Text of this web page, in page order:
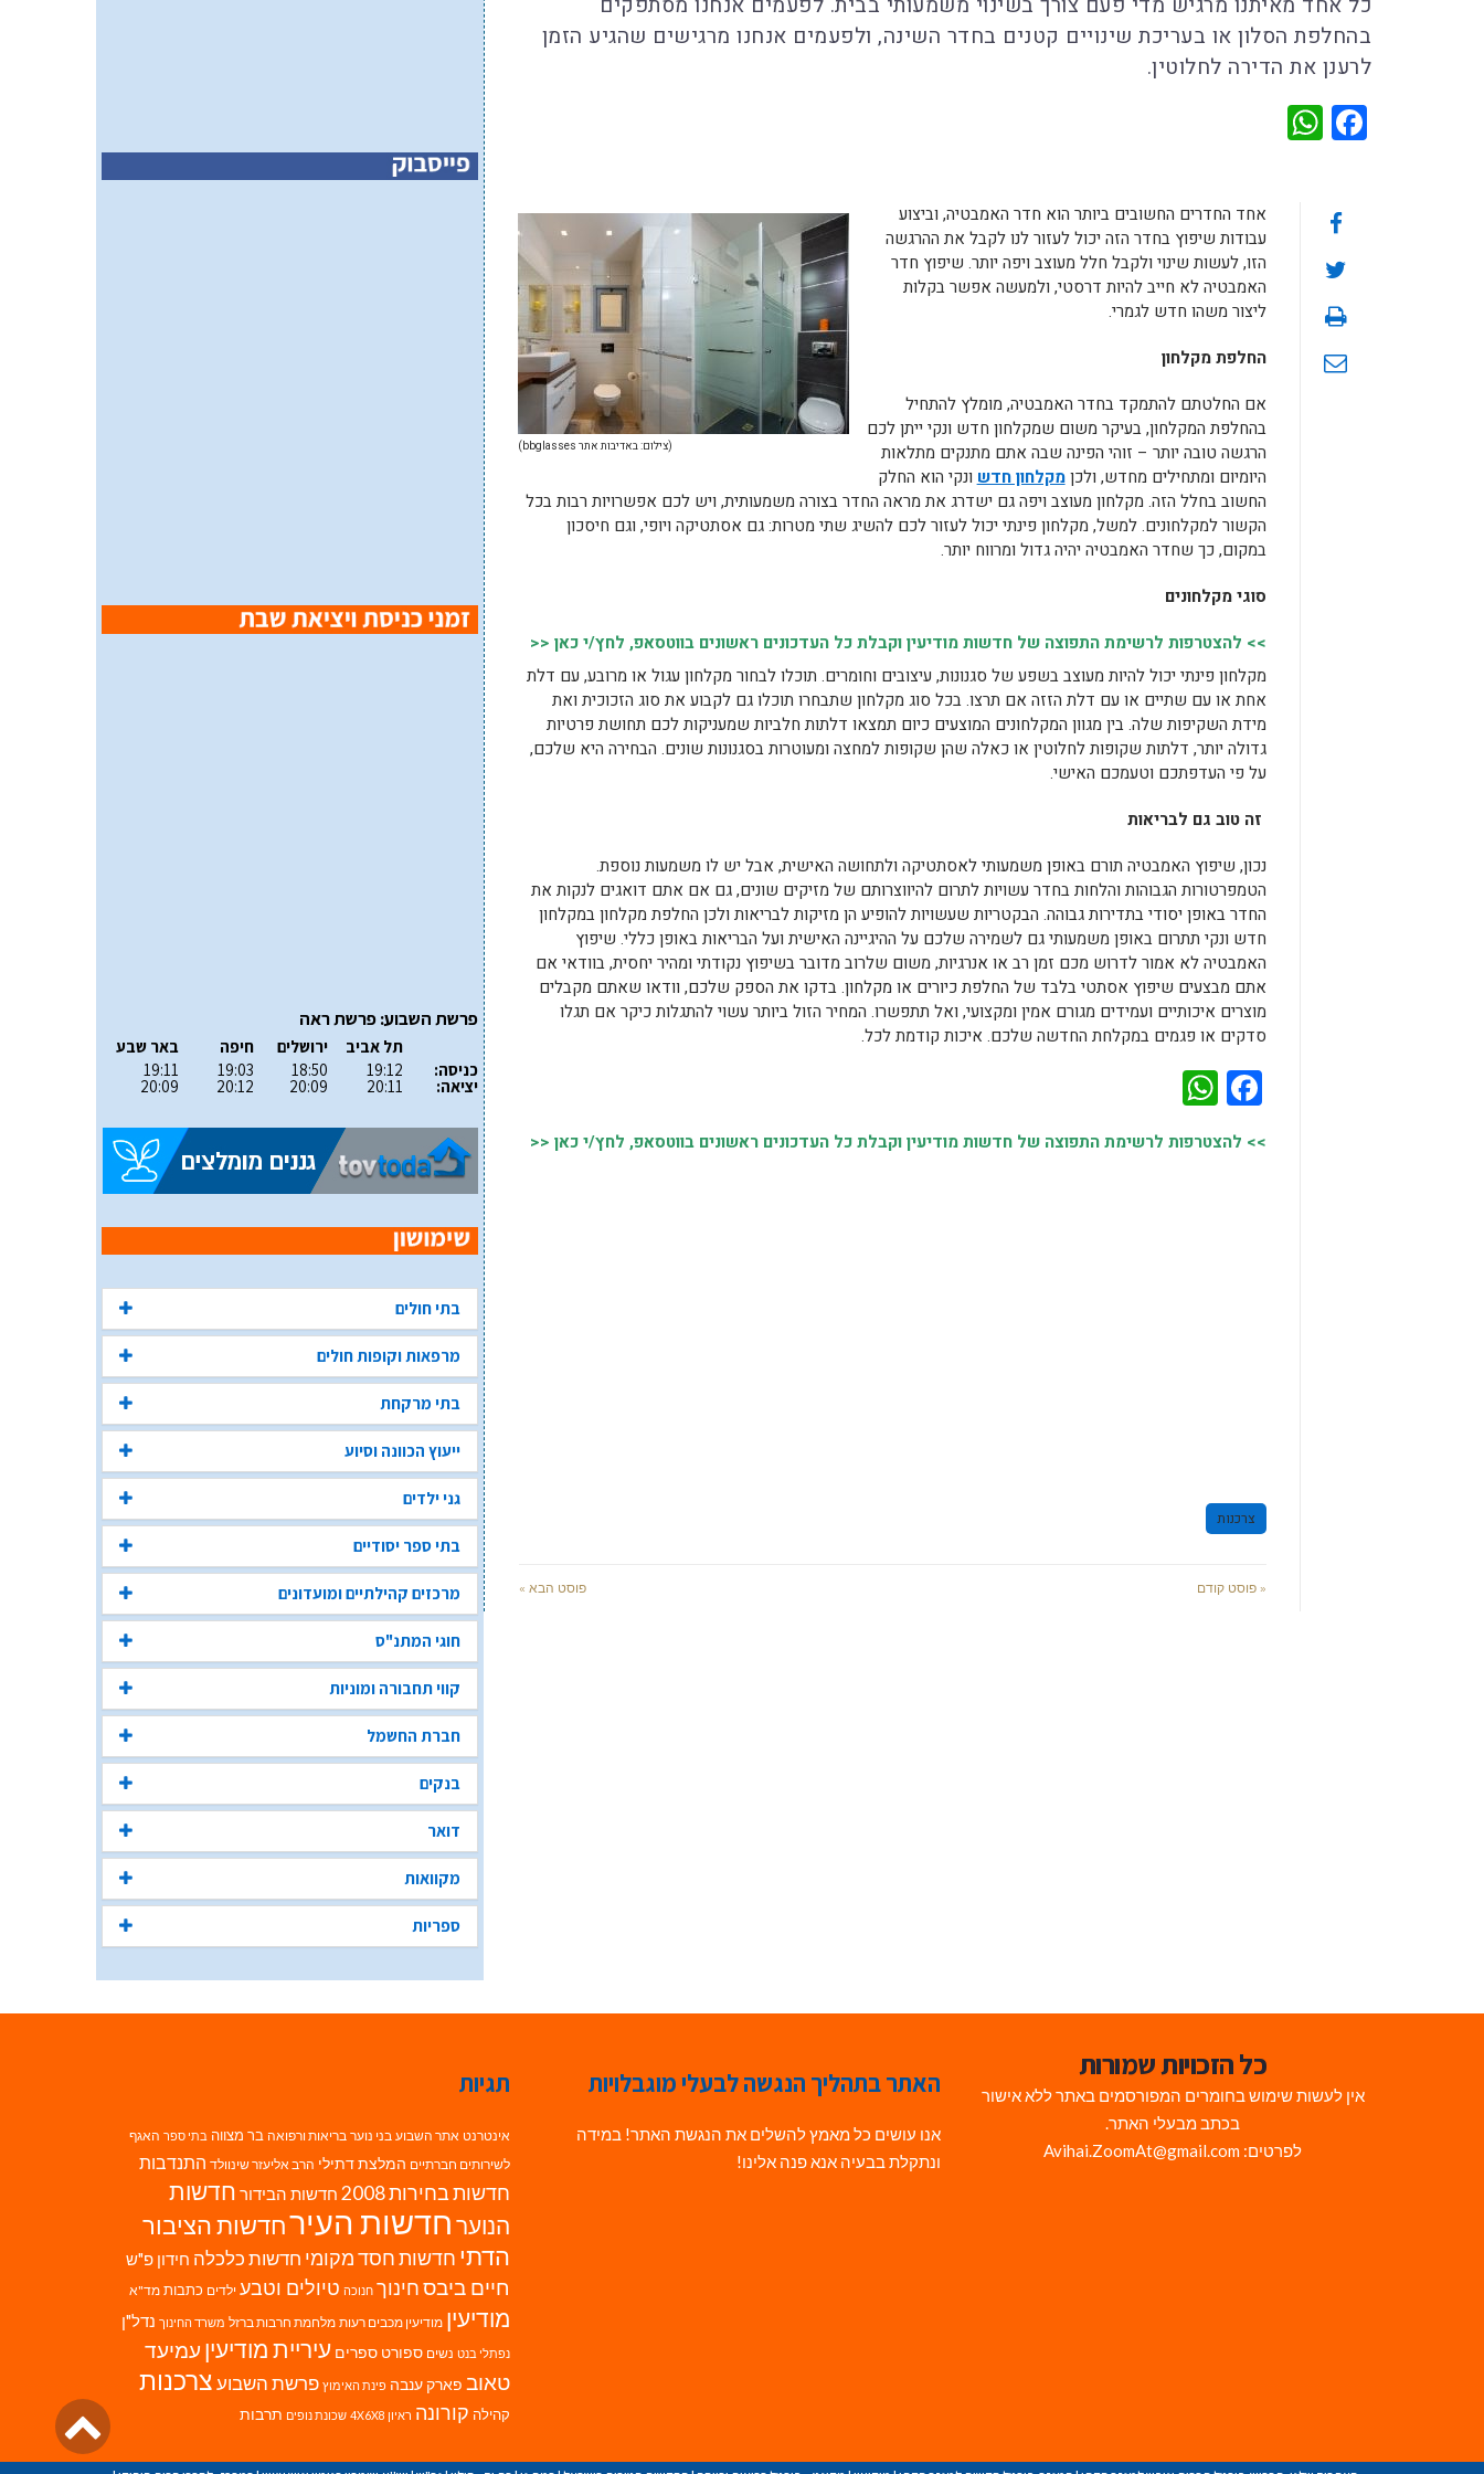
בהחלפת הסלון או בעריכת שינויים קטנים בחדר השינה, ולפעמים אנחנו מרגישים שהגיע הזמן
לרענן את הדירה לחלוטין.
Facebook
(צילום: באדיבות אתר bbglasses)
אחד החדרים החשובים ביותר הוא חדר האמבטיה, וביצוע
עבודות שיפוץ בחדר הזה יכול לעזור לנו לקבל את ההרגשה
הזו, לעשות שינוי ולקבל חלל מעוצב ויפה יותר. שיפוץ חדר
האמבטיה לא חייב להיות דרסטי, ולמעשה אפשר בקלות
ליצור משהו חדש לגמרי.
החלפת מקלחון
אם החלטתם להתמקד בחדר האמבטיה, מומלץ להתחיל
בהחלפת המקלחון, בעיקר משום שמקלחון חדש ונקי ייתן לכם
הרגשה טובה יותר – זוהי הפינה שבה אתם מתנקים מתלאות
היומיום ומתחילים מחדש, ולכןמקלחון חדש ונקי הוא החלק
החשוב בחלל הזה. מקלחון מעוצב ויפה גם ישדרג את מראה החדר בצורה משמעותית, ויש לכם אפשרויות רבות בכל
הקשור למקלחונים. למשל, מקלחון פינתי יכול לעזור לכם להשיג שתי מטרות: גם אסתטיקה ויופי, וגם חיסכון
במקום, כך שחדר האמבטיה יהיה גדול ומרווח יותר.
סוגי מקלחונים
>> להצטרפות לרשימת התפוצה של חדשות מודיעין וקבלת כל העדכונים ראשונים בווטסאפ, לחץ/י כאן <<
מקלחון פינתי יכול להיות מעוצב בשפע של סגנונות, עיצובים וחומרים. תוכלו לבחור מקלחון עגול או מרובע, עם דלת
אחת או עם שתיים או עם דלת הזזה אם תרצו. בכל סוג מקלחון שתבחרו תוכלו גם לקבוע את סוג הזכוכית ואת
מידת השקיפות שלה. בין מגוון המקלחונים המוצעים כיום תמצאו דלתות חלביות שמעניקות לכם תחושת פרטיות
גדולה יותר, דלתות שקופות לחלוטין או כאלה שהן שקופות למחצה ומעוטרות בסגנונות שונים. הבחירה היא שלכם,
על פי העדפתכם וטעמכם האישי.
זה טוב גם לבריאות
נכון, שיפוץ האמבטיה תורם באופן משמעותי לאסתטיקה ולתחושה האישית, אבל יש לו משמעות נוספת.
הטמפרטורות הגבוהות והלחות בחדר עשויות לתרום להיווצרותם של מזיקים שונים, גם אם אתם דואגים לנקות את
החדר באופן יסודי בתדירות גבוהה. הבקטריות שעשויות להופיע הן מזיקות לבריאות ולכן החלפת מקלחון במקלחון
חדש ונקי תתרום באופן משמעותי גם לשמירה שלכם על ההיגיינה האישית ועל הבריאות באופן כללי. שיפוץ
האמבטיה לא אמור לדרוש מכם זמן רב או אנרגיות, משום שלרוב מדובר בשיפוץ נקודתי ומהיר יחסית, בוודאי אם
אתם מבצעים שיפוץ אסתטי בלבד של החלפת כיורים או מקלחון. בדקו את הספק שלכם, וודאו שאתם מקבלים
מוצרים איכותיים ועמידים מגורם אמין ומקצועי, ואל תתפשרו. המחיר הזול ביותר עשוי להתגלות כיקר אם תגלו
סדקים או פגמים במקלחת החדשה שלכם. איכות קודמת לכל.
Facebook
>> להצטרפות לרשימת התפוצה של חדשות מודיעין וקבלת כל העדכונים ראשונים בווטסאפ, לחץ/י כאן <<
צרכנות
« פוסט קודם פוסט הבא »
פרשת השבוע: פרשת ראה
כניסה:
יציאה:
תל אביב
19:12
20:11
ירושלים
18:50
20:09
חיפה
19:03
20:12
באר שבע
19:11
20:09
בתי חולים
מרפאות וקופות חולים
בתי מרקחת
ייעוץ הכוונה וסיוע
גני ילדים
בתי ספר יסודיים
מרכזים קהילתיים ומועדונים
חוגי המתנ"ס
קווי תחבורה ומוניות
חברת החשמל
בנקים
דואר
מקוואות
ספריות
כל הזכויות שמורות
אין לעשות שימוש בחומרים המפורסמים באתר ללא אישור
בכתב מבעלי האתר.
לפרטים: Avihai.ZoomAt@gmail.com
האתר בתהליך הנגשה לבעלי מוגבלויות
אנו עושים כל מאמץ להשלים את הנגשת האתר! במידה
ונתקלת בבעיה אנא פנה אלינו!
תגיות
אינטרנט אתר השבוע בני נוער בריאות ורפואה בר מצווה בתי ספר האגף
לשירותים חברתיים המלצת דתילי הרב אליעזר שינוולד התנדבות
חדשות בחירות 2008 חדשות הבידור חדשות
הנוערחדשות העירחדשות הציבור
הדתי חדשות חסד מקומי חדשות כלכלה חידון פ"ש
חיים ביבסחינוך חנוכה טיולים וטבע ילדים כתבות מד"א
מודיעין מודיעין מכבים רעות מלחמת חרבות ברזל משרד החינוך נדל"ן
נפתלי בנט נשים ספורט ספרים עיריית מודיעין עמיעד
טאוב פארק ענבה פינת האימוץ פרשת השבועצרכנות
קהילה קורונה ראיון 4X6X8 שכונת נופים תרבות